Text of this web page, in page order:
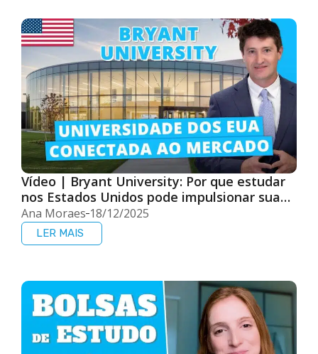
Vídeo | Bryant University: Por que estudar
nos Estados Unidos pode impulsionar sua
carreira
Ana Moraes 18/12/2025
LER MAIS